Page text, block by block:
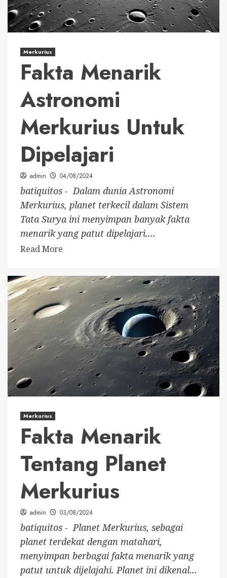
Merkurius
Fakta Menarik
Astronomi
Merkurius Untuk
Dipelajari
admin 04/08/2024
batiquitos - Dalam dunia Astronomi
Merkurius, planet terkecil dalam Sistem
Tata Surya ini menyimpan banyak fakta
menarik yang patut dipelajari....
Read More
Merkurius
Fakta Menarik
Tentang Planet
Merkurius
admin 03/08/2024
batiquitos - Planet Merkurius, sebagai
planet terdekat dengan matahari,
menyimpan berbagai fakta menarik yang
patut untuk dijelajahi. Planet ini dikenal...